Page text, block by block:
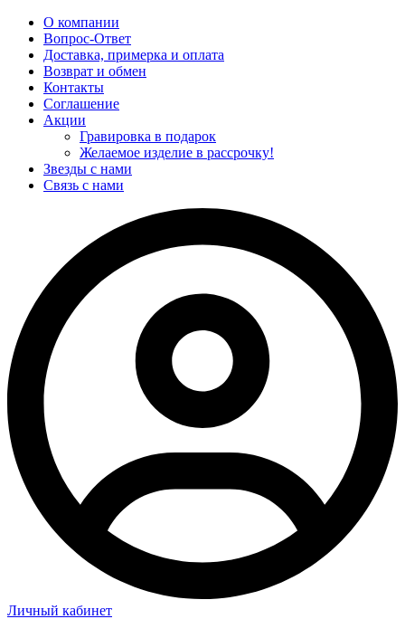
О компании
Вопрос-Ответ
Доставка, примерка и оплата
Возврат и обмен
Контакты
Соглашение
Акции
Гравировка в подарок
Желаемое изделие в рассрочку!
Звезды с нами
Связь с нами
Личный кабинет